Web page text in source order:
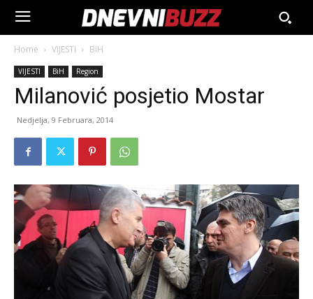
Home VIJESTI BiH
VIJESTI BiH Region
Milanović posjetio Mostar
Nedjelja, 9 Februara, 2014